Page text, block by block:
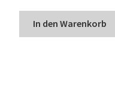
In den Warenkorb